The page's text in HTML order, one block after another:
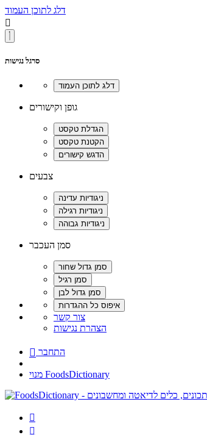
דלג לתוכן העמוד

סרגל נגישות
גופן וקישורים
צבעים
סמן העכבר
צור קשר
הצהרת נגישות
 התחבר
מנוי FoodsDictionary

